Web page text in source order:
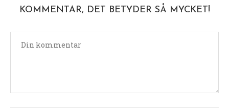
KOMMENTAR, DET BETYDER SÅ MYCKET!